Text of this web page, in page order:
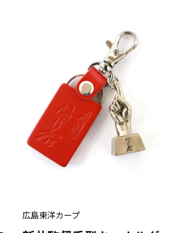
広島東洋カープ